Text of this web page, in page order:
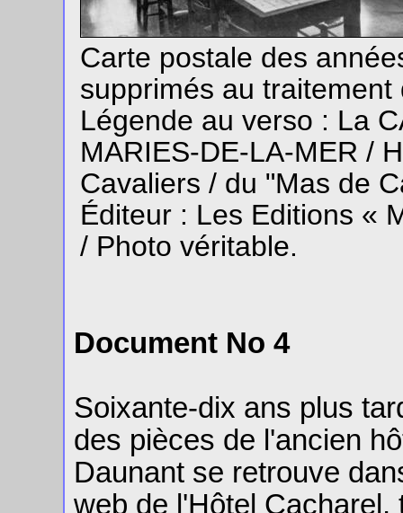
Carte postale des
supprimés au traitement
Légende au verso : La
MARIES-DE-LA-MER /
Cavaliers / du "Mas de
Éditeur : Les Editions «
/ Photo véritable.
Document No 4
Soixante-dix ans plus
des pièces de l'ancien
Daunant se retrouve
web de l'Hôtel